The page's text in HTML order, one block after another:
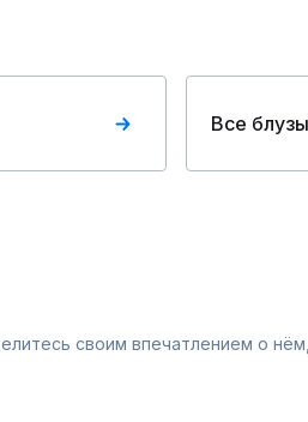
Все блузы
своим впечатлением о